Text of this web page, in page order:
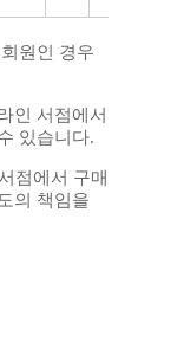
원인 경우
인 서점에서
있습니다.
점에서 구매
의 책임을